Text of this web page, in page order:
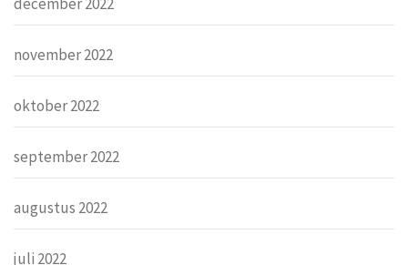
november 2022
oktober 2022
september 2022
augustus 2022
juli 2022